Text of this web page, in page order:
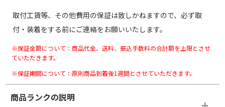
取付工賃等、その他費用の保証は致しかねますので、必ず取
付・装着をする前にご連絡をお願いいたします。
※保証金額について：商品代金、送料、振込手数料の合計額を上限とさせ
ていただきます。
※保証期間について：原則商品到着後1週間とさせていただきます。
商品ランクの説明